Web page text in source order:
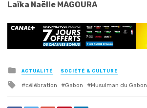
Laïka Naëlle MAGOURA
Posted
in
ACTUALITÉ SOCIÉTÉ & CULTURE
Tagged
célébration Gabon Musulman du Gabon